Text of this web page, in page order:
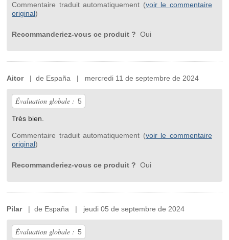
Commentaire traduit automatiquement (voir le commentaire
original)
Recommanderiez-vous ce produit ? Oui
Aitor| de España | mercredi 11 de septembre de 2024
Évaluation globale : 5
Très bien.
Commentaire traduit automatiquement (voir le commentaire
original)
Recommanderiez-vous ce produit ? Oui
Pilar| de España | jeudi 05 de septembre de 2024
Évaluation globale : 5